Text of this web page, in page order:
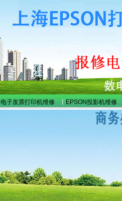
电子发票打印机维修 EPSON投影机维修